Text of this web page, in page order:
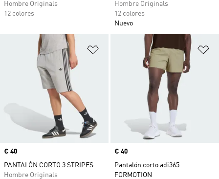
Hombre Originals
12 colores
Hombre Originals
12 colores
Nuevo
Añadir a la lista de deseos
Precio
€ 40
PANTALÓN CORTO 3 STRIPES
Hombre Originals
Precio
€ 40
Pantalón corto adi365
FORMOTION